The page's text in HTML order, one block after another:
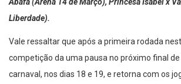
Abafa (Arena 14 de Março), Princesa Isabel x
Liberdade).
Vale ressaltar que após a primeira rodada
competição da uma pausa no próximo final
carnaval, nos dias 18 e 19, e retorna com os